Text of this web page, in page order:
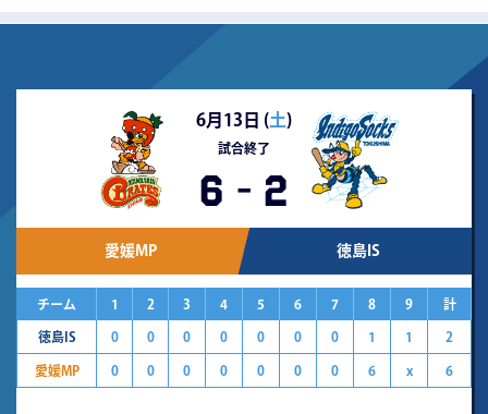
6月13日 (土)
試合終了
6 - 2
愛媛MP 徳島IS
チーム 1 2 3 4 5 6 7 8 9 計
徳島IS 0 0 0 0 0 0 0 1 1 2
愛媛MP 0 0 0 0 0 0 0 6 x 6